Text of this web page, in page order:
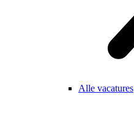
Alle vacatures